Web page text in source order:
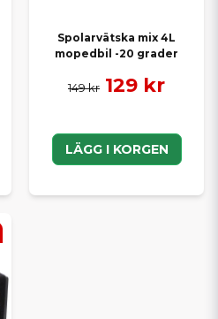
Spolarvätska mix 4L
mopedbil -20 grader
149 kr 129 kr
LÄGG I KORGEN